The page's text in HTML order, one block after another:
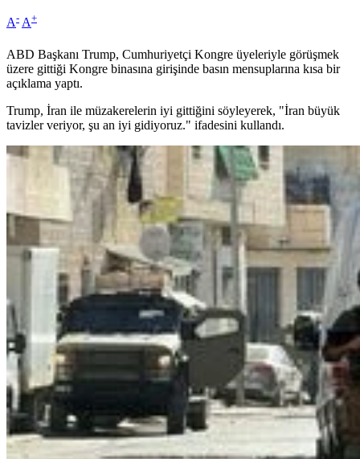
A- A+
ABD Başkanı Trump, Cumhuriyetçi Kongre üyeleriyle görüşmek
üzere gittiği Kongre binasına girişinde basın mensuplarına kısa bir
açıklama yaptı.
Trump, İran ile müzakerelerin iyi gittiğini söyleyerek, "İran büyük
tavizler veriyor, şu an iyi gidiyoruz." ifadesini kullandı.